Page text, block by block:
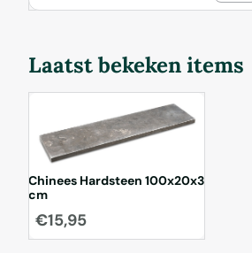
Laatst bekeken items
Chinees Hardsteen 100x20x3
cm
€15,95